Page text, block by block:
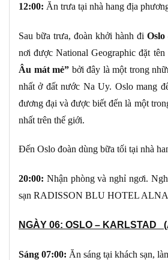
12:00: Ăn trưa tại nhà hang địa
Sau bữa trưa, đoàn khởi hành đi
nơi được National Geographic đặt tên
Âu mát mẻ” bởi đây là một trong
nhất ở đất nước Na Uy. Oslo mang
đương đại và được biết đến là một
nhất trên thế giới.
Đến Oslo đoàn dùng bữa tối tại nhà
20:00: Nhận phòng và nghỉ ngơi.
sạn RADISSON BLU HOTEL ALNA
NGÀY 06: OSLO – KARLSTAD
Sáng 07:00: Ăn sáng tại khách sạn,